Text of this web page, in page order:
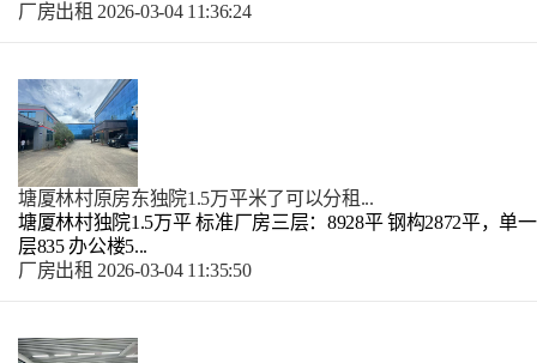
厂房出租 2026-03-04 11:36:24
塘厦林村原房东独院1.5万平米了可以分租...
塘厦林村独院1.5万平 标准厂房三层：8928平 钢构2872平，单一
层835 办公楼5...
厂房出租 2026-03-04 11:35:50